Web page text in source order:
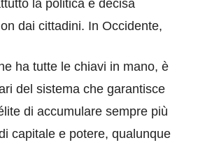
la politica è decisa
dai cittadini. In Occidente,
ha tutte le chiavi in mano, è
del sistema che garantisce
di accumulare sempre più
capitale e potere, qualunque